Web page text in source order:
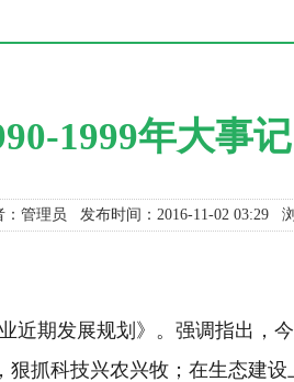
1999年大事记
管理员 发布时间：2016-11-02 03:29
近期发展规划》。强调指出，
抓科技兴农兴牧；在生态建